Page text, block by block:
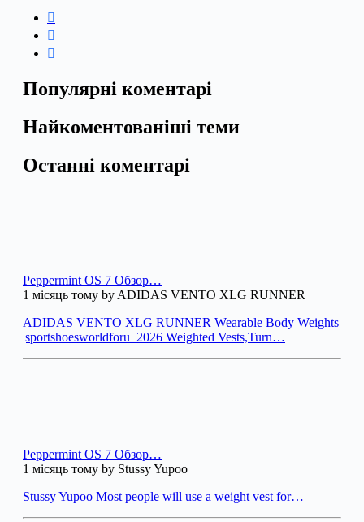
Популярні коментарі
Найкоментованіші теми
Останні коментарі
Peppermint OS 7 Обзор…
1 місяць тому by ADIDAS VENTO XLG RUNNER
ADIDAS VENTO XLG RUNNER Wearable Body Weights
|sportshoesworldforu_2026 Weighted Vests,Turn…
Peppermint OS 7 Обзор…
1 місяць тому by Stussy Yupoo
Stussy Yupoo Most people will use a weight vest for…